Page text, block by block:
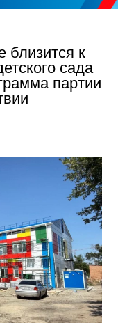
близится к
сада
партии